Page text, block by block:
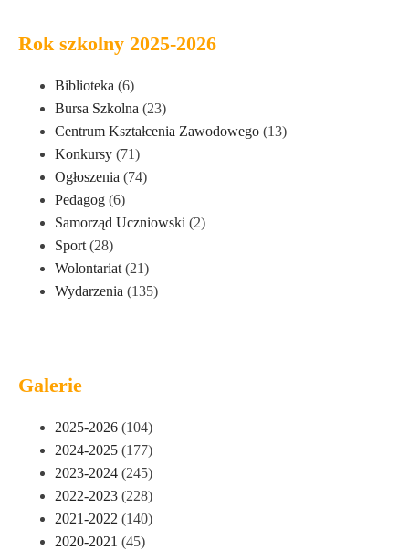
Rok szkolny 2025-2026
Biblioteka (6)
Bursa Szkolna (23)
Centrum Kształcenia Zawodowego (13)
Konkursy (71)
Ogłoszenia (74)
Pedagog (6)
Samorząd Uczniowski (2)
Sport (28)
Wolontariat (21)
Wydarzenia (135)
Galerie
2025-2026 (104)
2024-2025 (177)
2023-2024 (245)
2022-2023 (228)
2021-2022 (140)
2020-2021 (45)